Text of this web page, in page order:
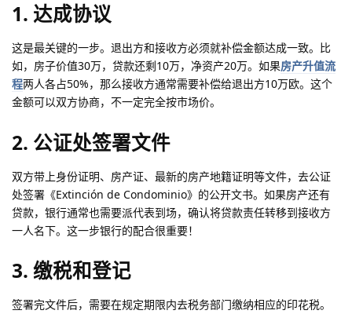
1. 达成协议
这是最关键的一步。退出方和接收方必须就补偿金额达成一致。比
如，房子价值30万，贷款还剩10万，净资产20万。如果房产升值流
程两人各占50%，那么接收方通常需要补偿给退出方10万欧。这个
金额可以双方协商，不一定完全按市场价。
2. 公证处签署文件
双方带上身份证明、房产证、最新的房产地籍证明等文件，去公证
处签署《Extinción de Condominio》的公开文书。如果房产还有
贷款，银行通常也需要派代表到场，确认将贷款责任转移到接收方
一人名下。这一步银行的配合很重要！
3. 缴税和登记
签署完文件后，需要在规定期限内去税务部门缴纳相应的印花税。